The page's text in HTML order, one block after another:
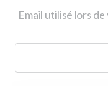
Email utilisé lors